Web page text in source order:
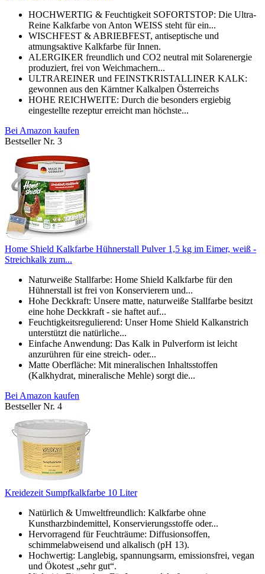
HOCHWERTIG & Feuchtigkeit SOFORTSTOP: Die Ultra-
Reine Kalkfarbe von Anton WEISS steht für ein...
WISCHFEST & ABRIEBFEST, antiseptische und
atmungsaktive Kalkfarbe für Innen.
ALERGIKER freundlich und CO2 neutral mit Solarenergie
produziert, frei von Weichmachern...
ULTRAREINER und FEINSTKRISTALLINER KALK:
gewonnen aus den Kärntner Kalkalpen Österreichs
HOHE REICHWEITE: Durch die besonders ergiebig
eingestellte rezeptur erreicht man höchste...
Bei Amazon kaufen
Bestseller Nr. 3
Home Shield Kalkfarbe Hühnerstall Pulver 1,5 kg im Eimer, weiß -
Streichkalk zum...
Naturweiße Stallfarbe: Home Shield Kalkfarbe für den
Hühnerstall ist frei von Konservierern und...
Hohe Deckkraft: Unsere matte, naturweiße Stallfarbe besitzt
eine hohe Deckkraft - sie haftet auf...
Feuchtigkeitsregulierend: Unser Home Shield Kalkanstrich
unterstützt die natürliche...
Einfache Anwendung: Das Kalk in Pulverform ist leicht
anzurühren für eine streich- oder...
Matte Oberfläche: Mit mineralischen Inhaltsstoffen
(Kalkhydrat, mineralische Mehle) sorgt die...
Bei Amazon kaufen
Bestseller Nr. 4
Kreidezeit Sumpfkalkfarbe 10 Liter
Natürlich & Umweltfreundlich: Kalkfarbe ohne
Kunstharzbindemittel, Konservierungsstoffe oder...
Hervorragend für Feuchträume: Diffusionsoffen,
schimmelabweisend und alkalisch (pH 13).
Hochwertig: Langlebig, spannungsarm, emissionsfrei, vegan
und Ökotest „sehr gut“.